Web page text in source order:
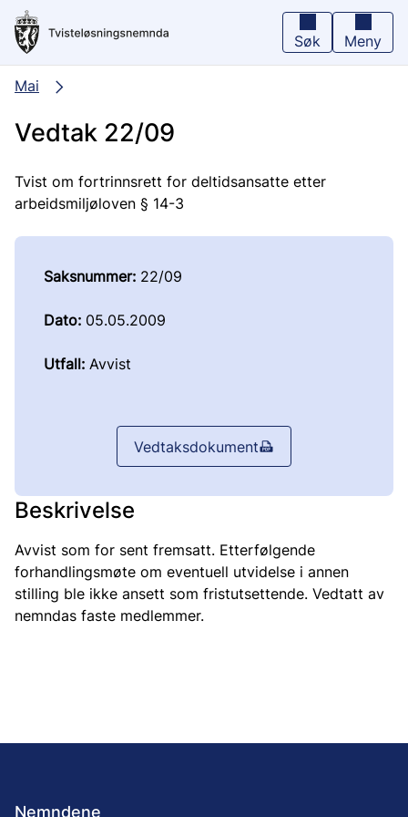
Hopp
hovedinnhold
Søk Meny
Mai
Vedtak 22/09
Tvist om fortrinnsrett for deltidsansatte etter
arbeidsmiljøloven § 14-3
Saksnummer: 22/09
Dato: 05.05.2009
Utfall: Avvist
Vedtaksdokument
Beskrivelse
Avvist som for sent fremsatt. Etterfølgende
forhandlingsmøte om eventuell utvidelse i annen
stilling ble ikke ansett som fristutsettende. Vedtatt av
nemndas faste medlemmer.
Nemndene